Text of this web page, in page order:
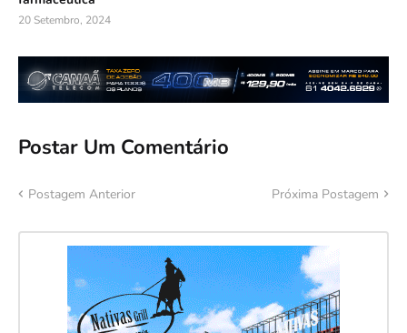
20 Setembro, 2024
Postar Um Comentário
Postagem Anterior Próxima Postagem